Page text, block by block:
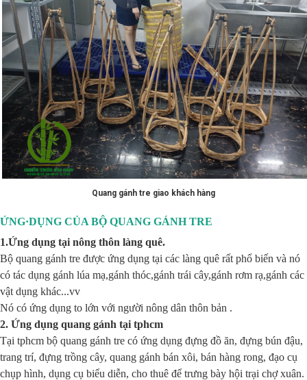
Quang gánh tre giao khách hàng
ỨNG·DỤNG CỦA BỘ QUANG GÁNH TRE
1.Ứng dụng tại nông thôn làng quê.
Bộ quang gánh tre được ứng dụng tại các làng quê rất phổ biến và nó
có tác dụng gánh lúa mạ,gánh thóc,gánh trái cây,gánh rơm rạ,gánh các
vật dụng khác...vv
Nó có ứng dụng to lớn với người nông dân thôn bản .
2. Ứng dụng quang gánh tại tphcm
Tại tphcm bộ quang gánh tre có ứng dụng đựng đồ ăn, đựng bún đậu,
trang trí, đựng trồng cây, quang gánh bán xôi, bán hàng rong, đạo cụ
chụp hình, dụng cụ biểu diễn, cho thuê để trưng bày hội trại chợ xuân.